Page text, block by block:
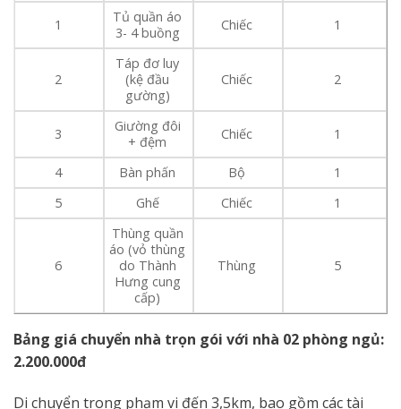
1
Tủ quần áo
3- 4 buồng
Chiếc 1
2
Táp đơ luy
(kệ đầu
gường)
Chiếc 2
3
Giường đôi
+ đệm
Chiếc 1
4 Bàn phấn Bộ
1
5
Ghế Chiếc 1
6
Thùng quần
áo (vỏ thùng
do Thành
Hưng cung
cấp)
Thùng 5
Bảng giá chuyển nhà trọn gói với nhà 02 phòng ngủ:
2.200.000đ
Di chuyển trong phạm vi đến 3,5km, bao gồm các tài